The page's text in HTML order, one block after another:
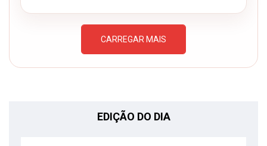
CARREGAR MAIS
EDIÇÃO DO DIA